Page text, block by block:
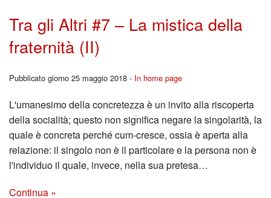
Tra gli Altri #7 – La mistica della
fraternità (II)
Pubblicato giorno 25 maggio 2018 - In home page
L'umanesimo della concretezza è un invito alla riscoperta
della socialità; questo non significa negare la singolarità, la
quale è concreta perché cum-cresce, ossia è aperta alla
relazione: il singolo non è il particolare e la persona non è
l'individuo il quale, invece, nella sua pretesa…
Continua »